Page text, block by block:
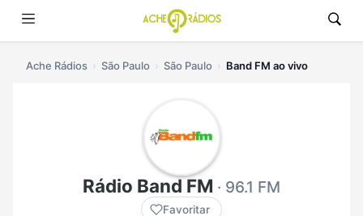
Ache Rádios São Paulo São Paulo Band FM ao vivo
Rádio Band FM · 96.1 FM
Favoritar